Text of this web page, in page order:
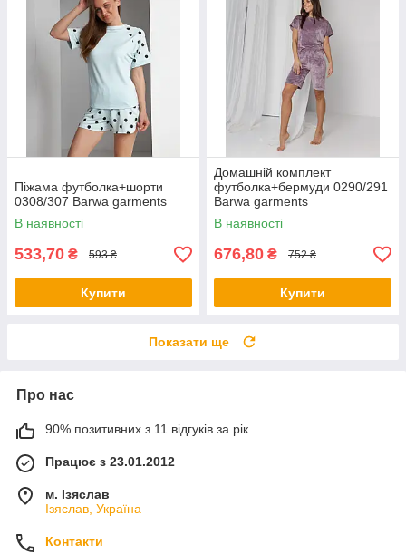
Піжама футболка+шорти
0308/307 Barwa garments
В наявності
533,70 ₴ 593 ₴
Купити
Домашній комплект
футболка+бермуди 0290/291
Barwa garments
В наявності
676,80 ₴ 752 ₴
Купити
Показати ще
Про нас
90% позитивних з 11 відгуків за рік
Працює з 23.01.2012
м. Ізяслав
Ізяслав, Україна
Контакти